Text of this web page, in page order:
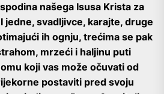
našega Isusa Krista za
jedne, svadljivce, karajte, druge
ih ognju, trećima se pak
mrzeći i haljinu puti
koji vas može očuvati od
postaviti pred svoju